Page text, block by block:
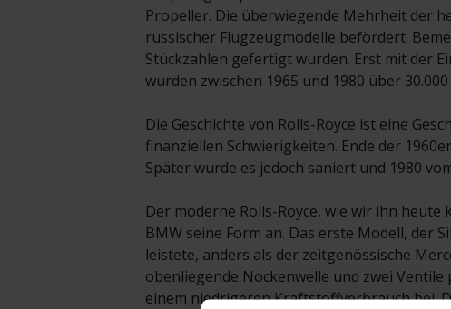
Propeller. Die überwiegende Mehrheit der
russischer Flugzeugmodelle befördert.
Stückzahlen gefertigt wurden. Erst mit der
wurden zwischen 1965 und 1980 über
Die Geschichte von Rolls-Royce ist eine
finanziellen Schwierigkeiten. Ende der
Später wurde es jedoch saniert und 1980
Der moderne Rolls-Royce, wie wir ihn
BMW seine Form an. Das erste Modell, der
leistete, anders als der zeitgenössische
obenliegende Nockenwelle und zwei
einem niedrigeren Kraftstoffverbrauch bei.